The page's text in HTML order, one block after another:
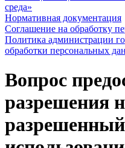
среда»
Нормативная документация
Соглашение на обработку
Политика администрации
обработки персональных
Вопрос
разрешения